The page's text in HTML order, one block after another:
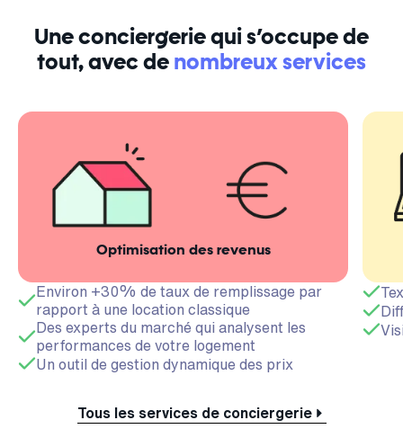
Une conciergerie qui s’occupe de
tout, avec denombreux services
Optimisation des revenus
Environ +30% de taux de remplissage par
rapport à une location classique
Des experts du marché qui analysent les
performances de votre logement
Un outil de gestion dynamique des prix
Tous les services de conciergerie